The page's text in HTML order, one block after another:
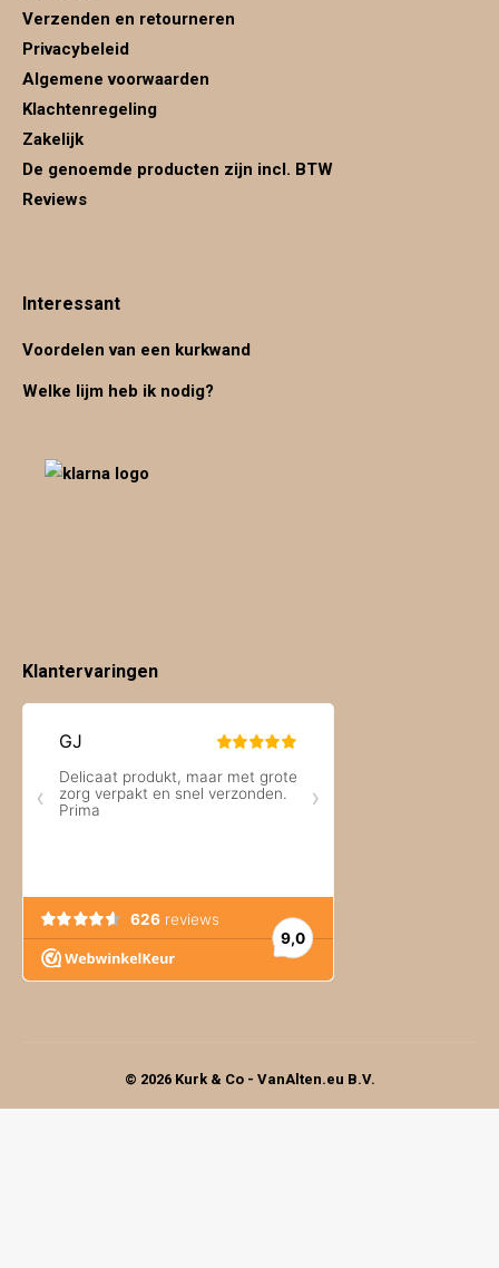
Verzenden en retourneren
Privacybeleid
Algemene voorwaarden
Klachtenregeling
Zakelijk
De genoemde producten zijn incl. BTW
Reviews
Interessant
Voordelen van een kurkwand
Welke lijm heb ik nodig?
Klantervaringen
© 2026 Kurk & Co - VanAlten.eu B.V.